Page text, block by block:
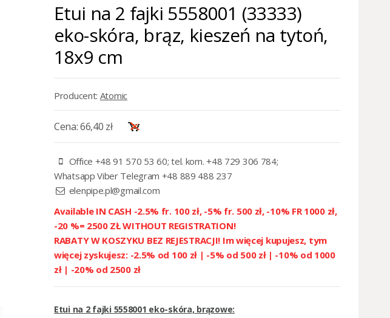
Etui na 2 fajki 5558001 (33333)
eko-skóra, brąz, kieszeń na tytoń,
18x9 cm
Producent: Atomic
Cena:66,40 zł
Office +48 91 570 53 60; tel. kom. +48 729 306 784;
Whatsapp Viber Telegram +48 889 488 237
elenpipe.pl@gmail.com
Available IN CASH -2.5% fr. 100 zł, -5% fr. 500 zł, -10% FR 1000 zł,
-20 %= 2500 ZŁ WITHOUT REGISTRATION!
RABATY W KOSZYKU BEZ REJESTRACJI! Im więcej kupujesz, tym
więcej zyskujesz: -2.5% od 100 zł | -5% od 500 zł | -10% od 1000
zł | -20% od 2500 zł
Etui na 2 fajki 5558001 eko-skóra, brązowe: